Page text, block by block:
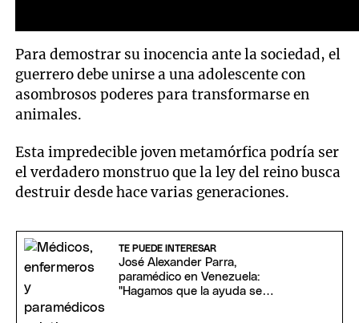
Para demostrar su inocencia ante la sociedad, el
guerrero debe unirse a una adolescente con
asombrosos poderes para transformarse en
animales.
Esta impredecible joven metamórfica podría ser
el verdadero monstruo que la ley del reino busca
destruir desde hace varias generaciones.
TE PUEDE INTERESAR
José Alexander Parra,
paramédico en Venezuela:
"Hagamos que la ayuda se